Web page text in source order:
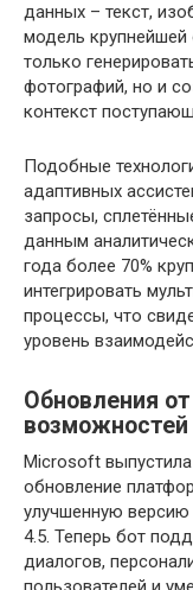
данных – текст,
модель
только
фотографий, но и
контекст
Подобные
адаптивных
запросы,
данным
года более 70%
интегрировать
процессы, что
уровень
Обновления
возможностей
Microsoft выпустила
обновление
улучшенную версию
4.5. Теперь бот
диалогов,